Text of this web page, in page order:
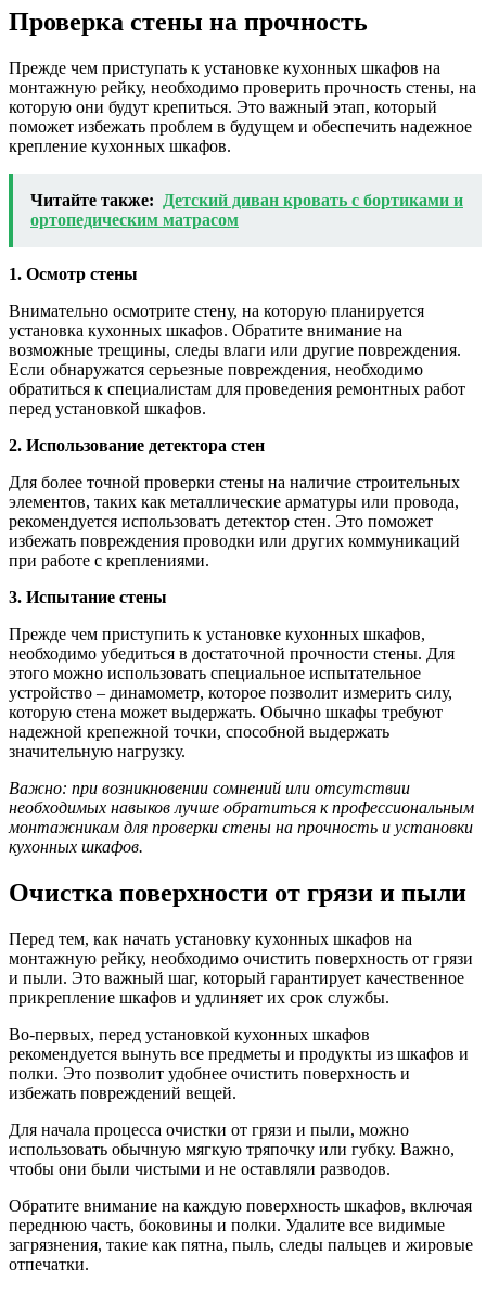
Проверка стены на прочность
Прежде чем приступать к установке кухонных шкафов на
монтажную рейку, необходимо проверить прочность стены, на
которую они будут крепиться. Это важный этап, который
поможет избежать проблем в будущем и обеспечить надежное
крепление кухонных шкафов.
Читайте также:
Детский диван кровать с бортиками и
ортопедическим матрасом
1. Осмотр стены
Внимательно осмотрите стену, на которую планируется
установка кухонных шкафов. Обратите внимание на
возможные трещины, следы влаги или другие повреждения.
Если обнаружатся серьезные повреждения, необходимо
обратиться к специалистам для проведения ремонтных работ
перед установкой шкафов.
2. Использование детектора стен
Для более точной проверки стены на наличие строительных
элементов, таких как металлические арматуры или провода,
рекомендуется использовать детектор стен. Это поможет
избежать повреждения проводки или других коммуникаций
при работе с креплениями.
3. Испытание стены
Прежде чем приступить к установке кухонных шкафов,
необходимо убедиться в достаточной прочности стены. Для
этого можно использовать специальное испытательное
устройство – динамометр, которое позволит измерить силу,
которую стена может выдержать. Обычно шкафы требуют
надежной крепежной точки, способной выдержать
значительную нагрузку.
Важно: при возникновении сомнений или отсутствии
необходимых навыков лучше обратиться к профессиональным
монтажникам для проверки стены на прочность и установки
кухонных шкафов.
Очистка поверхности от грязи и пыли
Перед тем, как начать установку кухонных шкафов на
монтажную рейку, необходимо очистить поверхность от грязи
и пыли. Это важный шаг, который гарантирует качественное
прикрепление шкафов и удлиняет их срок службы.
Во-первых, перед установкой кухонных шкафов
рекомендуется вынуть все предметы и продукты из шкафов и
полки. Это позволит удобнее очистить поверхность и
избежать повреждений вещей.
Для начала процесса очистки от грязи и пыли, можно
использовать обычную мягкую тряпочку или губку. Важно,
чтобы они были чистыми и не оставляли разводов.
Обратите внимание на каждую поверхность шкафов, включая
переднюю часть, боковины и полки. Удалите все видимые
загрязнения, такие как пятна, пыль, следы пальцев и жировые
отпечатки.